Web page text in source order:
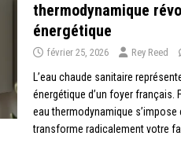
thermodynamique
énergétique
février 25, 2026 Rey Reed
L’eau chaude sanitaire
énergétique d’un foyer français.
eau thermodynamique
transforme radicalement votre